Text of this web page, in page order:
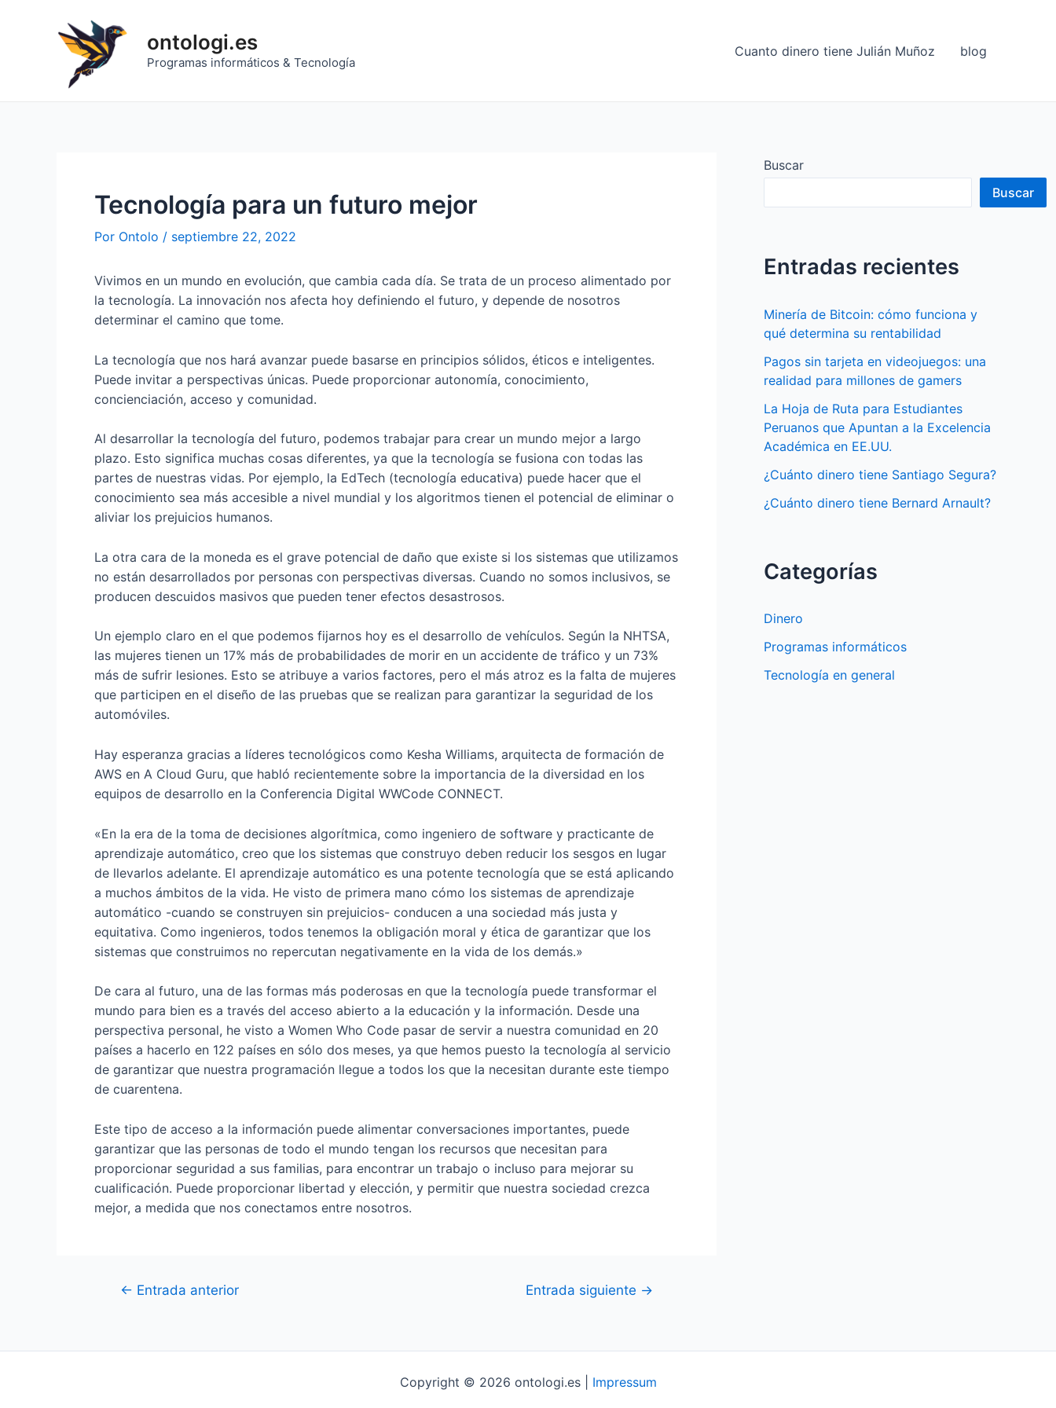
ontologi.es
Programas informáticos & Tecnología
Cuanto dinero tiene Julián Muñoz blog
Tecnología para un futuro mejor
Por Ontolo / septiembre 22, 2022
Vivimos en un mundo en evolución, que cambia cada día. Se trata de un proceso alimentado por
la tecnología. La innovación nos afecta hoy definiendo el futuro, y depende de nosotros
determinar el camino que tome.
La tecnología que nos hará avanzar puede basarse en principios sólidos, éticos e inteligentes.
Puede invitar a perspectivas únicas. Puede proporcionar autonomía, conocimiento,
concienciación, acceso y comunidad.
Al desarrollar la tecnología del futuro, podemos trabajar para crear un mundo mejor a largo
plazo. Esto significa muchas cosas diferentes, ya que la tecnología se fusiona con todas las
partes de nuestras vidas. Por ejemplo, la EdTech (tecnología educativa) puede hacer que el
conocimiento sea más accesible a nivel mundial y los algoritmos tienen el potencial de eliminar o
aliviar los prejuicios humanos.
La otra cara de la moneda es el grave potencial de daño que existe si los sistemas que utilizamos
no están desarrollados por personas con perspectivas diversas. Cuando no somos inclusivos, se
producen descuidos masivos que pueden tener efectos desastrosos.
Un ejemplo claro en el que podemos fijarnos hoy es el desarrollo de vehículos. Según la NHTSA,
las mujeres tienen un 17% más de probabilidades de morir en un accidente de tráfico y un 73%
más de sufrir lesiones. Esto se atribuye a varios factores, pero el más atroz es la falta de mujeres
que participen en el diseño de las pruebas que se realizan para garantizar la seguridad de los
automóviles.
Hay esperanza gracias a líderes tecnológicos como Kesha Williams, arquitecta de formación de
AWS en A Cloud Guru, que habló recientemente sobre la importancia de la diversidad en los
equipos de desarrollo en la Conferencia Digital WWCode CONNECT.
«En la era de la toma de decisiones algorítmica, como ingeniero de software y practicante de
aprendizaje automático, creo que los sistemas que construyo deben reducir los sesgos en lugar
de llevarlos adelante. El aprendizaje automático es una potente tecnología que se está aplicando
a muchos ámbitos de la vida. He visto de primera mano cómo los sistemas de aprendizaje
automático -cuando se construyen sin prejuicios- conducen a una sociedad más justa y
equitativa. Como ingenieros, todos tenemos la obligación moral y ética de garantizar que los
sistemas que construimos no repercutan negativamente en la vida de los demás.»
De cara al futuro, una de las formas más poderosas en que la tecnología puede transformar el
mundo para bien es a través del acceso abierto a la educación y la información. Desde una
perspectiva personal, he visto a Women Who Code pasar de servir a nuestra comunidad en 20
países a hacerlo en 122 países en sólo dos meses, ya que hemos puesto la tecnología al servicio
de garantizar que nuestra programación llegue a todos los que la necesitan durante este tiempo
de cuarentena.
Este tipo de acceso a la información puede alimentar conversaciones importantes, puede
garantizar que las personas de todo el mundo tengan los recursos que necesitan para
proporcionar seguridad a sus familias, para encontrar un trabajo o incluso para mejorar su
cualificación. Puede proporcionar libertad y elección, y permitir que nuestra sociedad crezca
mejor, a medida que nos conectamos entre nosotros.
Navegación
← Entrada anterior Entrada siguiente →
Buscar
Buscar
Entradas recientes
Minería de Bitcoin: cómo funciona y
qué determina su rentabilidad
Pagos sin tarjeta en videojuegos: una
realidad para millones de gamers
La Hoja de Ruta para Estudiantes
Peruanos que Apuntan a la Excelencia
Académica en EE.UU.
¿Cuánto dinero tiene Santiago Segura?
¿Cuánto dinero tiene Bernard Arnault?
Categorías
Dinero
Programas informáticos
Tecnología en general
Copyright © 2026 ontologi.es | Impressum